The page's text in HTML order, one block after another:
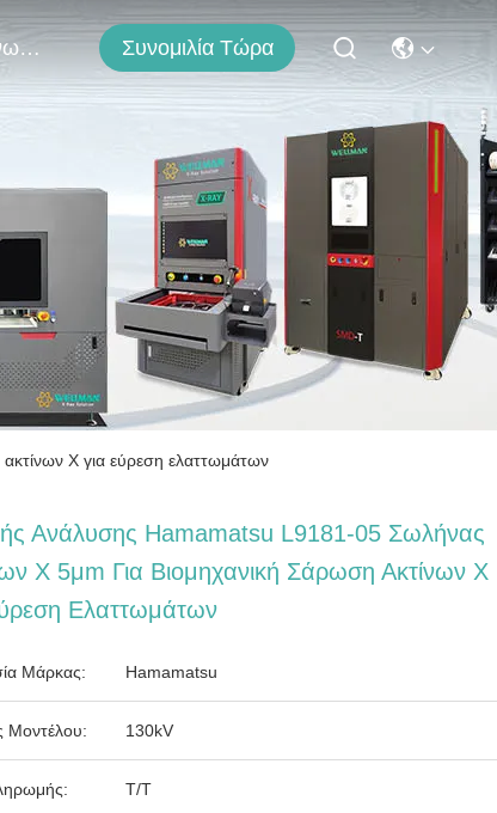
Επικοινωνήστε Μαζί Μας Συνομιλία Τώρα
Χ για εύρεση ελαττωμάτων
Ανάλυσης Hamamatsu L9181-05 Σωλήνας
Χ 5μm Για Βιομηχανική Σάρωση Ακτίνων Χ
Ελαττωμάτων
Μάρκας: Hamamatsu
Μοντέλου: 130kV
T/T